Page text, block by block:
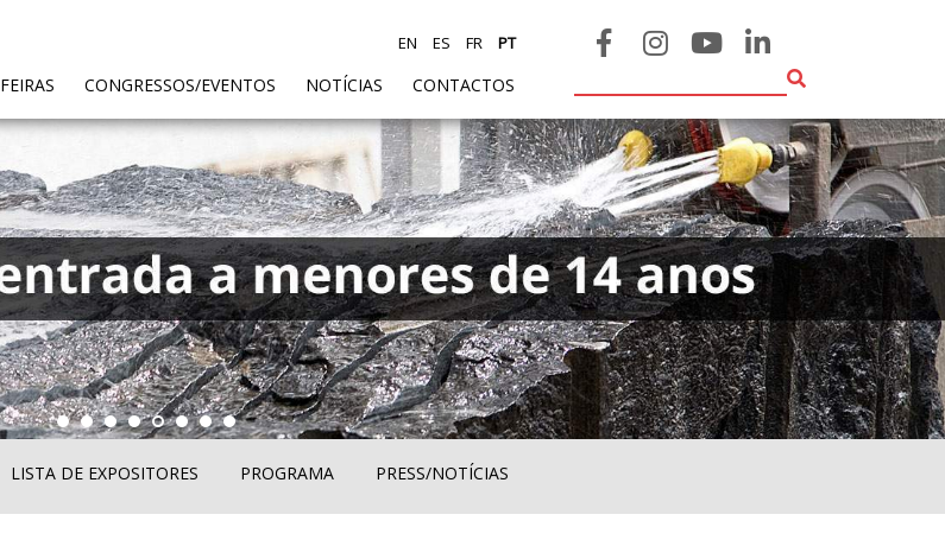
FEIRAS CONGRESSOS/EVENTOS NOTÍCIAS CONTACTOS
EN ES FR PT
LISTA DE EXPOSITORES PROGRAMA PRESS/NOTÍCIAS